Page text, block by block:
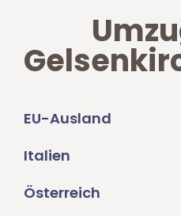
EU-Ausland
Italien
Österreich